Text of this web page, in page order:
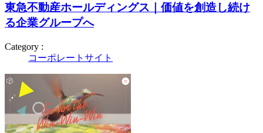
東急不動産ホールディングス｜価値を創造し続け
る企業グループへ
Category :
コーポレートサイト